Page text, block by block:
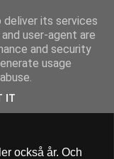
också år. Och
its services
user-agent are
and security
usage
IT